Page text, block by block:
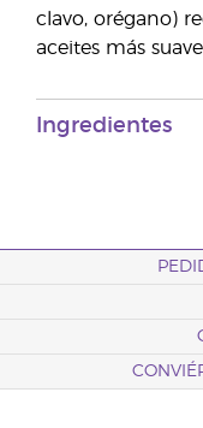
clavo, orégano)
aceites más
Ingredientes